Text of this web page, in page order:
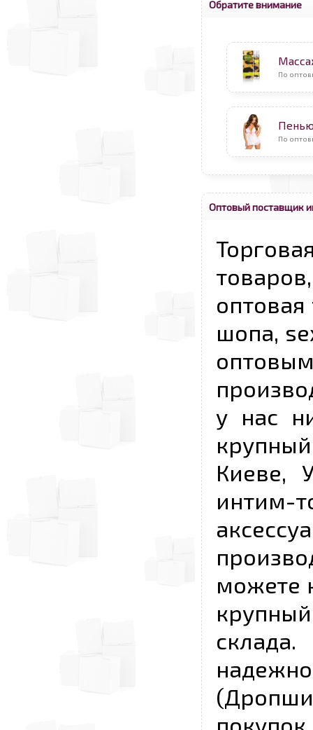
Обратите внимание
По
По
Оптовый поставщик
шопа,
у нас
Киеве,
можете